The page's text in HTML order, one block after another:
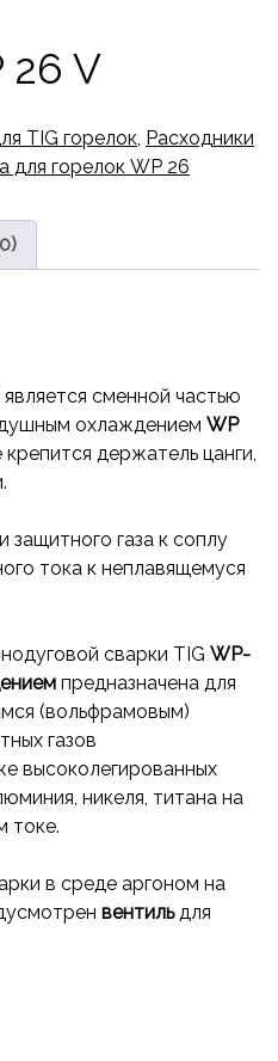
26 V
TIG горелок, Расходники
для горелок WP 26
является сменной частью
охлаждением WP
держатель цанги,
защитного газа к соплу
тока к неплавящемуся
сварки TIG WP-
предназначена для
(вольфрамовым)
газов
высоколегированных
никеля, титана на
токе.
в среде аргоном на
вентильдля